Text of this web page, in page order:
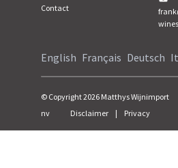
Contact
English Français Deutsch
© Copyright2026 Matthys Wijnimport
nv
Disclaimer | Privacy